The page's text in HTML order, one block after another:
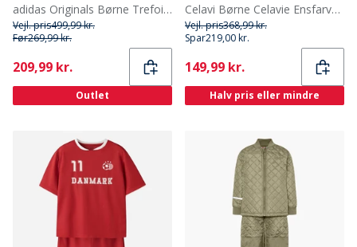
adidas Originals Børne Trefoil Firebird Tracksuit Better Scarlet/Sort
Vejl. pris499,99 kr.
Før269,99 kr.
Current
209,99 kr.
Outlet
Celavi Børne Celavie Ensfarvet PU Basis Regntøjs Sæt Tortoise Shell
Vejl. pris368,99 kr.
Spar219,00 kr.
Current
149,99 kr.
Halv pris eller mindre